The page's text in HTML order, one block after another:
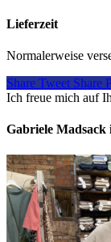
Lieferzeit
Normalerweise
Share Tweet Share
Ich freue mich auf
Gabriele Madsack